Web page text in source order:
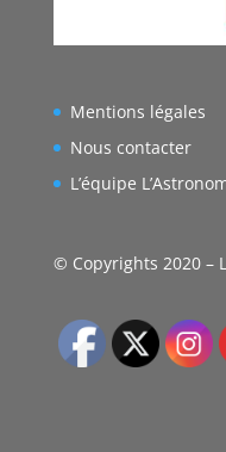
Mentions légales
Nous contacter
L’équipe
© Copyrights 2020 –